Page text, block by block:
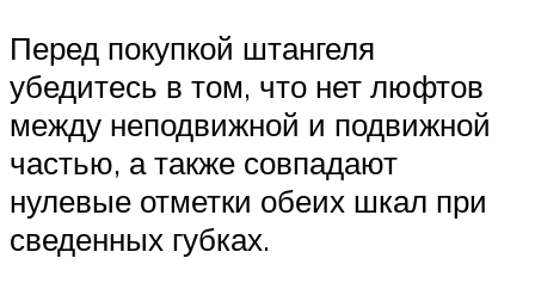
Перед покупкой штангеля
убедитесь в том, что нет люфтов
между неподвижной и подвижной
частью, а также совпадают
нулевые отметки обеих шкал при
сведенных губках.